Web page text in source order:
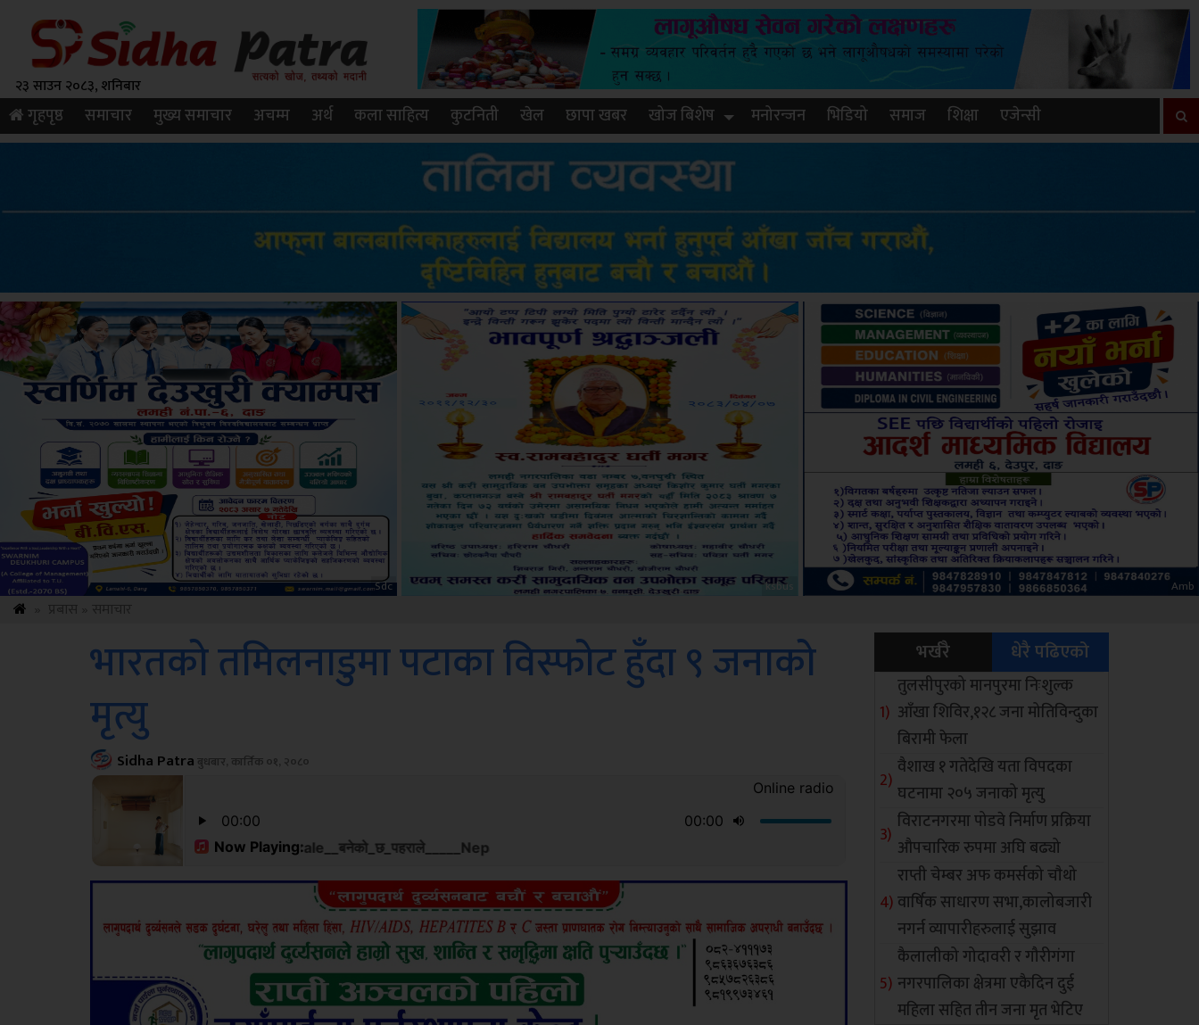
२३ साउन २०८३, शनिबार
गृहपृष्ठ समाचार मुख्य समाचार अचम्म अर्थ कला साहित्य कुटनिती खेल छापा खबर खोज बिशेष मनोरन्जन भिडियो समाज शिक्षा एजेन्सी
ksbus Amb Sdc
भारतको तमिलनाडुमा पटाका विस्फोट हुँदा ९ जनाको
मृत्यु
Sidha Patraबुधबार, कार्तिक ०१, २०८०
भर्खरै धेरै पढिएको
तुलसीपुरको मानपुरमा निःशुल्क
आँखा शिविर,१२८ जना मोतिविन्दुका
बिरामी फेला
वैशाख १ गतेदेखि यता विपदका
घटनामा २०५ जनाको मृत्यु
विराटनगरमा पोडवे निर्माण प्रक्रिया
औपचारिक रुपमा अघि बढ्यो
राप्ती चेम्बर अफ कमर्सको चाैथो
वार्षिक साधारण सभा,कालोबजारी
नगर्न व्यापारीहरुलाई सुझाव
कैलालीको गोदावरी र गौरीगंगा
नगरपालिका क्षेत्रमा एकैदिन दुई
महिला सहित तीन जना मृत भेटिए